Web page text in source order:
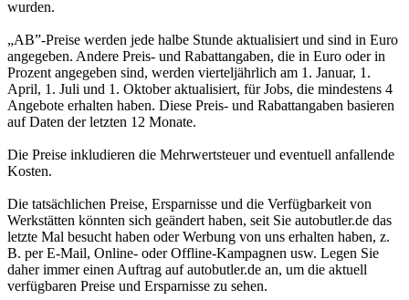
wurden.
„AB”-Preise werden jede halbe Stunde aktualisiert und sind in Euro
angegeben. Andere Preis- und Rabattangaben, die in Euro oder in
Prozent angegeben sind, werden vierteljährlich am 1. Januar, 1.
April, 1. Juli und 1. Oktober aktualisiert, für Jobs, die mindestens 4
Angebote erhalten haben. Diese Preis- und Rabattangaben basieren
auf Daten der letzten 12 Monate.
Die Preise inkludieren die Mehrwertsteuer und eventuell anfallende
Kosten.
Die tatsächlichen Preise, Ersparnisse und die Verfügbarkeit von
Werkstätten könnten sich geändert haben, seit Sie autobutler.de das
letzte Mal besucht haben oder Werbung von uns erhalten haben, z.
B. per E-Mail, Online- oder Offline-Kampagnen usw. Legen Sie
daher immer einen Auftrag auf autobutler.de an, um die aktuell
verfügbaren Preise und Ersparnisse zu sehen.